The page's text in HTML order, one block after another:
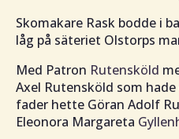
Skomakare Rask bodde i
låg på säteriet Olstorps
Med Patron Rutensköld
Axel Rutensköld som
fader hette Göran Adolf
Eleonora Margareta